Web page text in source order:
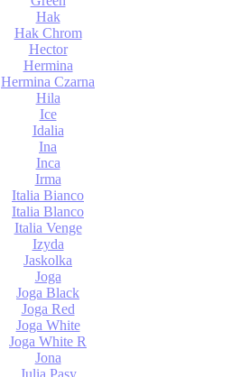
Hak
Hak Chrom
Hector
Hermina
Hermina Czarna
Hila
Ice
Idalia
Ina
Inca
Irma
Italia Bianco
Italia Blanco
Italia Venge
Izyda
Jaskolka
Joga
Joga Black
Joga Red
Joga White
Joga White R
Jona
Julia Pasy